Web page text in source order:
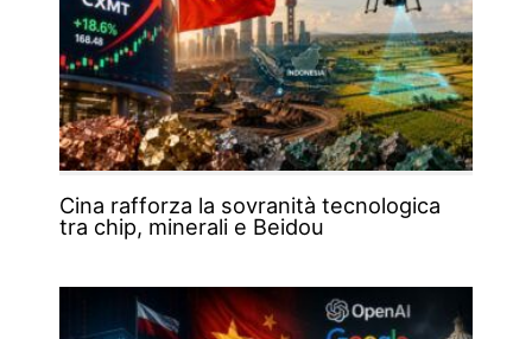
Cina rafforza la sovranità tecnologica
tra chip, minerali e Beidou